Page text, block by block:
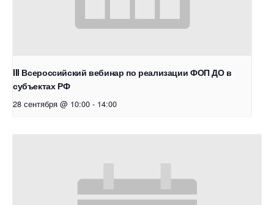
III Всероссийский вебинар по реализации ФОП ДО в
субъектах РФ
28 сентября @ 10:00 - 14:00